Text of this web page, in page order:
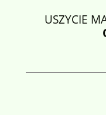
USZYCIE